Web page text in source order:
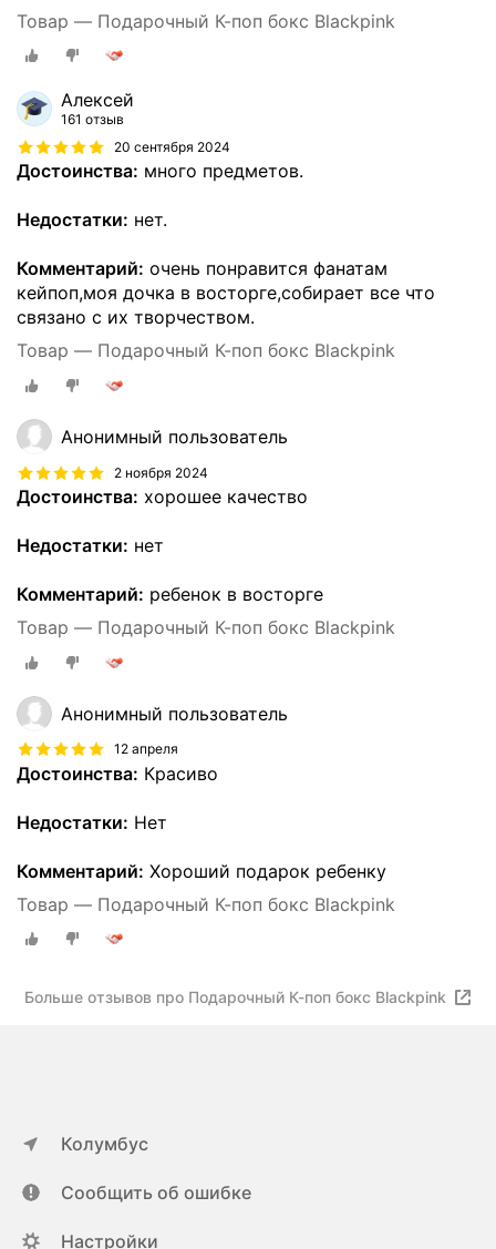
Товар — Подарочный К-поп бокс Blackpink
Алексей
161 отзыв
20 сентября 2024
Достоинства: много предметов.
Недостатки: нет.
Комментарий: очень понравится фанатам
кейпоп,моя дочка в восторге,собирает все что
связано с их творчеством.
Товар — Подарочный К-поп бокс Blackpink
Анонимный пользователь
2 ноября 2024
Достоинства: хорошее качество
Недостатки: нет
Комментарий: ребенок в восторге
Товар — Подарочный К-поп бокс Blackpink
Анонимный пользователь
12 апреля
Достоинства: Красиво
Недостатки: Нет
Комментарий: Хороший подарок ребенку
Товар — Подарочный К-поп бокс Blackpink
Больше отзывов про Подарочный К-поп бокс Blackpink
Колумбус
Сообщить об ошибке
Настройки